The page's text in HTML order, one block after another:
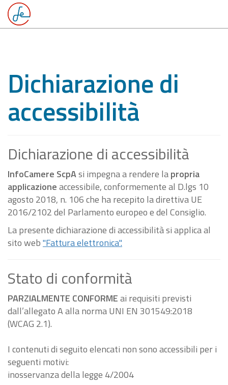
Dichiarazione di
accessibilità
Dichiarazione di accessibilità
InfoCamere ScpAsi impegna a rendere lapropria
applicazioneaccessibile, conformemente al D.lgs 10
agosto 2018, n. 106 che ha recepito la direttiva UE
2016/2102 del Parlamento europeo e del Consiglio.
La presente dichiarazione di accessibilità si applica al
sito web"Fattura elettronica".
Stato di conformità
PARZIALMENTE CONFORMEai requisiti previsti
dall’allegato A alla norma UNI EN 301549:2018
(WCAG 2.1).
I contenuti di seguito elencati non sono accessibili per i
seguenti motivi:
inosservanza della legge 4/2004